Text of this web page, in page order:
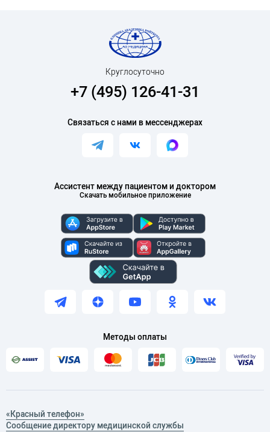
Ассистент между пациентом и доктором
Скачать мобильное приложение
Круглосуточно
+7 (495) 126-41-31
Связаться с нами в мессенджерах
Методы оплаты
«Красный телефон»
Сообщение директору медицинской службы